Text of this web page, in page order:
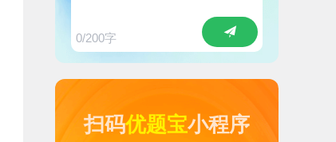
0/200字
扫码优题宝小程序